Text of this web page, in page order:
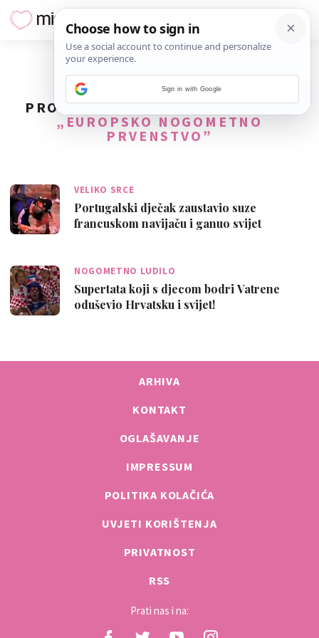
PRONAĐENO2REZULTATA ZA TAG
„EUROPSKO NOGOMETNO
PRVENSTVO”
VELIKO SRCE
Portugalski dječak zaustavio suze
francuskom navijaču i ganuo svijet
NOGOMETNO LUDILO
Supertata koji s djecom bodri Vatrene
oduševio Hrvatsku i svijet!
ARHIVA
KONTAKT
OGLAŠAVANJE
IMPRESSUM
POLITIKA KOLAČIĆA
UVJETI KORIŠTENJA
PRIVATNOST
RSS
Prati nas i na:
Sign in with Google